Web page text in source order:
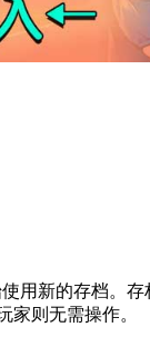
新的存档。
则无需操作。